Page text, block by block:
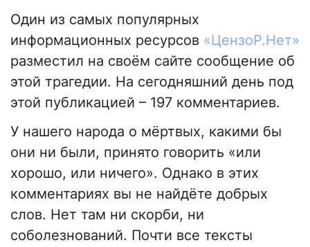
Один из самых популярных
информационных ресурсов «ЦензоР.Нет»
разместил на своём сайте сообщение об
этой трагедии. На сегодняшний день под
этой публикацией – 197 комментариев.
У нашего народа о мёртвых, какими бы
они ни были, принято говорить «или
хорошо, или ничего». Однако в этих
комментариях вы не найдёте добрых
слов. Нет там ни скорби, ни
соболезнований. Почти все тексты